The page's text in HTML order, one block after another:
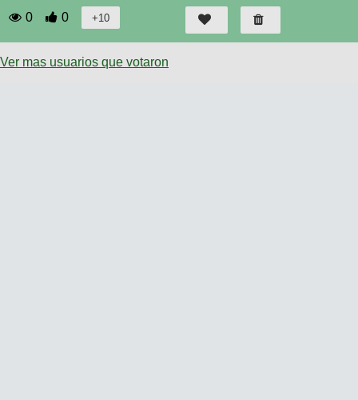
Enduro
Mis
viajes
Amigos
0 0
Ver mas usuarios que votaron